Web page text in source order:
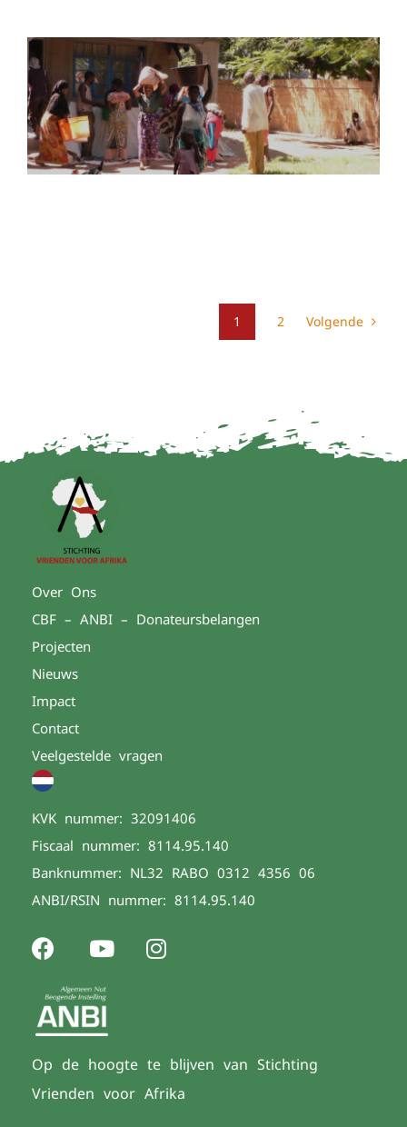
1 2 Volgende
Over Ons
CBF – ANBI – Donateursbelangen
Projecten
Nieuws
Impact
Contact
Veelgestelde vragen
KVK nummer: 32091406
Fiscaal nummer: 8114.95.140
Banknummer: NL32 RABO 0312 4356 06
ANBI/RSIN nummer: 8114.95.140
Op de hoogte te blijven van Stichting
Vrienden voor Afrika